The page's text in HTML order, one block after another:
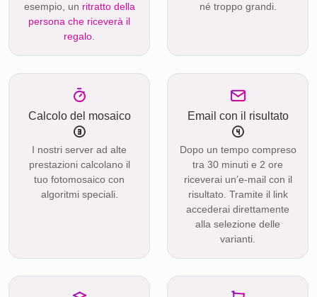
esempio, un ritratto della
persona che riceverà il
regalo
né troppo grandi.
Calcolo del mosaico
I nostri server ad alte
prestazioni calcolano il
tuo fotomosaico con
algoritmi speciali.
Email con il risultato
Dopo un tempo compreso
tra 30 minuti e 2 ore
riceverai un’e-mail con il
risultato. Tramite il link
accederai direttamente
alla selezione delle
varianti.